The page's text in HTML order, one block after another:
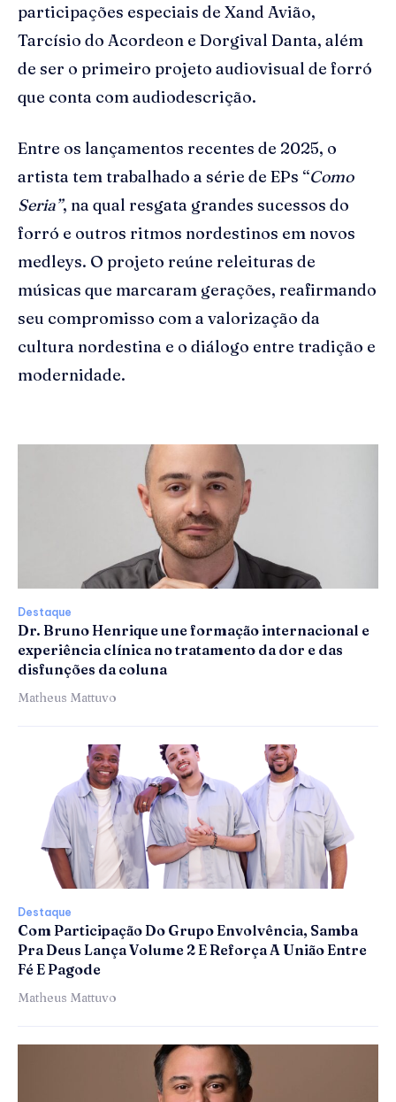
participações especiais de Xand Avião,
Tarcísio do Acordeon e Dorgival Danta, além
de ser o primeiro projeto audiovisual de forró
que conta com audiodescrição.
Entre os lançamentos recentes de 2025, o
artista tem trabalhado a série de EPs “Como
Seria”, na qual resgata grandes sucessos do
forró e outros ritmos nordestinos em novos
medleys. O projeto reúne releituras de
músicas que marcaram gerações, reafirmando
seu compromisso com a valorização da
cultura nordestina e o diálogo entre tradição e
modernidade.
Destaque
Dr. Bruno Henrique une formação internacional e
experiência clínica no tratamento da dor e das
disfunções da coluna
Matheus Mattuvo
Destaque
Com Participação Do Grupo Envolvência, Samba
Pra Deus Lança Volume 2 E Reforça A União Entre
Fé E Pagode
Matheus Mattuvo